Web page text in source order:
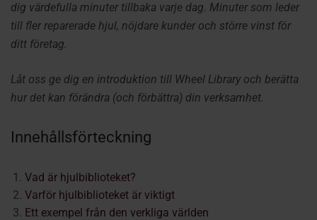
dig värdefulla minuter tillbaka varje dag. Minuter som leder
till fler reparerade hjul, nöjdare kunder och större vinst för
ditt företag.
Låt oss ge dig en introduktion till Wheel Library och berätta
hur det kan förändra (och förbättra) din verksamhet.
Innehållsförteckning
Vad är hjulbiblioteket?
Varför hjulbiblioteket är viktigt
Ett exempel från den verkliga världen